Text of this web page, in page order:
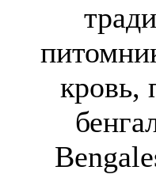
кровь,